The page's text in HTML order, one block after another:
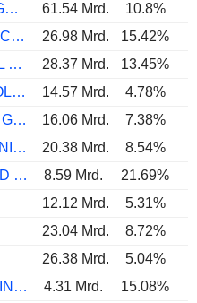
ZURICH INSURANCE GROUP LTD
61.54 Mrd. 10.8%
MARSH & MCLENNAN COMPANIES
26.98 Mrd. 15.42%
HARTFORD FINANCIAL SERVICES GROUP (THE), INC.
28.37 Mrd. 13.45%
HELVETIA BALOISE HOLDING AG
14.57 Mrd. 4.78%
PRINCIPAL FINANCIAL GROUP, INC.
16.06 Mrd. 7.38%
UNIPOL ASSICURAZIONI S.P.A.
20.38 Mrd. 8.54%
POWSZECHNY ZAKLAD UBEZPIECZE? SPÓLKA AKCYJNA
8.59 Mrd. 21.69%
12.12 Mrd. 5.31%
23.04 Mrd. 8.72%
26.38 Mrd. 5.04%
GJENSIDIGE FORSIKRING ASA
4.31 Mrd. 15.08%